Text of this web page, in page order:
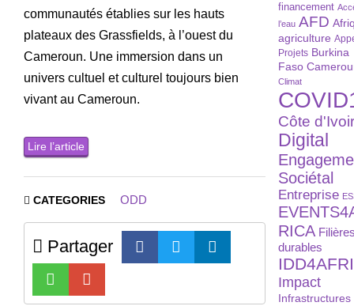
communautés établies sur les hauts
plateaux des Grassfields, à l’ouest du
Cameroun. Une immersion dans un
univers cultuel et culturel toujours bien
vivant au Cameroun.
Lire l’article
CATEGORIES ODD
Partager
financement
l’eau AFD
agriculture
Projets Burkina
Faso
Climat
Côte
Digital
Sociétal
Entreprise
RICA
durables
Impact
Infrastructures